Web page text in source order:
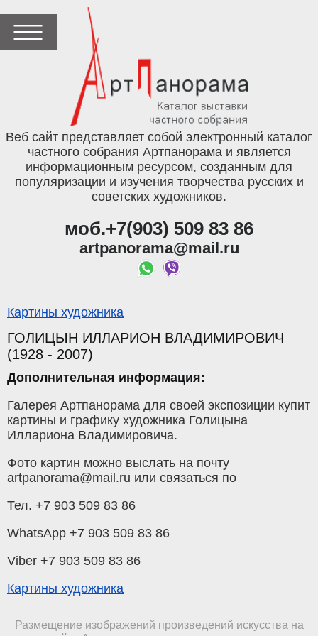
Веб сайт представляет собой электронный каталог
частного собрания Артпанорама и является
информационным ресурсом, созданным для
популяризации и изучения творчества русских и
советских художников.
моб.+7(903) 509 83 86
artpanorama@mail.ru
Картины художника
ГОЛИЦЫН ИЛЛАРИОН ВЛАДИМИРОВИЧ
(1928 - 2007)
Дополнительная информация:
Галерея Артпанорама для своей экспозиции купит
картины и графику художника Голицына
Иллариона Владимировича.
Фото картин можно выслать на почту
artpanorama@mail.ru или связаться по
Тел. +7 903 509 83 86
WhatsApp +7 903 509 83 86
Viber +7 903 509 83 86
Картины художника
Размещение изображений произведений искусства на